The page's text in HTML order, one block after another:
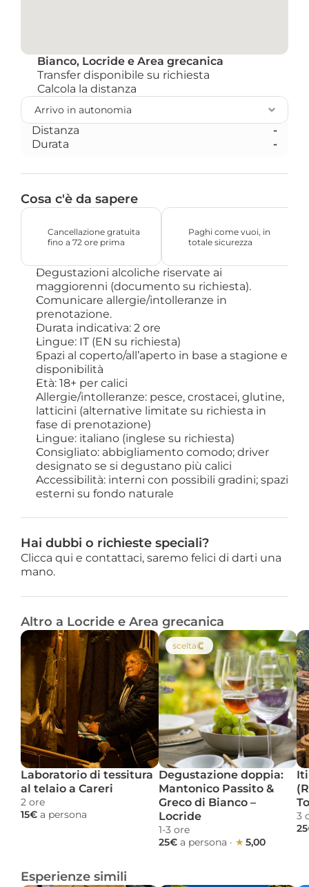
Bianco, Locride e Area grecanica
Transfer disponibile su richiesta
Calcola la distanza
Distanza
-
Durata
-
Cosa c'è da sapere
Cancellazione gratuita
fino a 72 ore prima
Paghi come vuoi, in
totale sicurezza
Degustazioni alcoliche riservate ai
maggiorenni (documento su richiesta).
Comunicare allergie/intolleranze in
prenotazione.
Durata indicativa: 2 ore
Lingue: IT (EN su richiesta)
Spazi al coperto/all’aperto in base a stagione e
disponibilità
Età: 18+ per calici
Allergie/intolleranze: pesce, crostacei, glutine,
latticini (alternative limitate su richiesta in
fase di prenotazione)
Lingue: italiano (inglese su richiesta)
Consigliato: abbigliamento comodo; driver
designato se si degustano più calici
Accessibilità: interni con possibili gradini; spazi
esterni su fondo naturale
Hai dubbi o richieste speciali?
Clicca qui e contattaci, saremo felici di darti una
mano.
Altro a Locride e Area grecanica
Laboratorio di tessitura
al telaio a Careri
2 ore
15€ a persona
scelta
Degustazione doppia:
Mantonico Passito &
Greco di Bianco –
Locride
1-3 ore
25€ a persona · ★ 5,00
3
Esperienze simili